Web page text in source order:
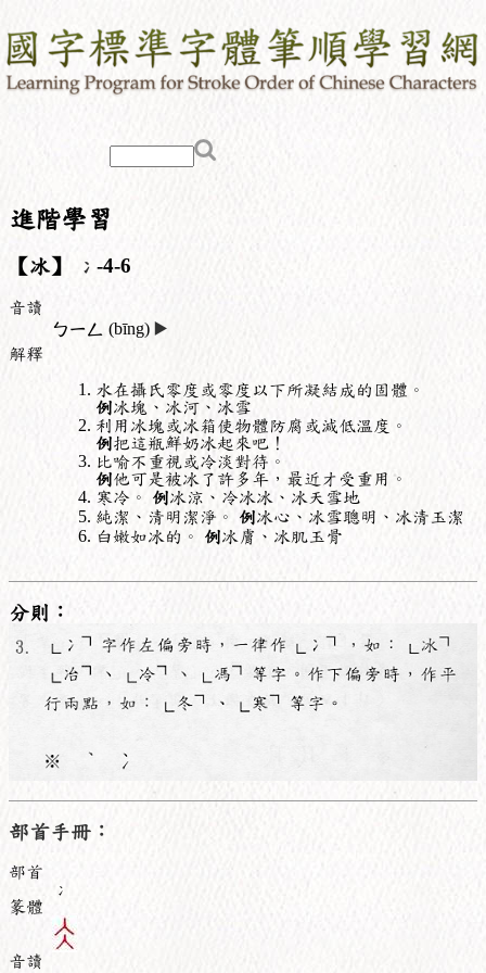
進階學習
【冰】 冫 -4-6
音讀
ㄅㄧㄥ
(bīng) ▶️
解釋
水在攝氏零度或零度以下所凝結成的固體。
例冰塊、冰河、冰雪
利用冰塊或冰箱使物體防腐或減低溫度。
例把這瓶鮮奶冰起來吧！
比喻不重視或冷淡對待。
例他可是被冰了許多年，最近才受重用。
寒冷。 例冰涼、冷冰冰、冰天雪地
純潔、清明潔淨。 例冰心、冰雪聰明、冰清玉潔
白嫩如冰的。 例冰膚、冰肌玉骨
分則：
部首手冊：
部首
冫
篆體
音讀